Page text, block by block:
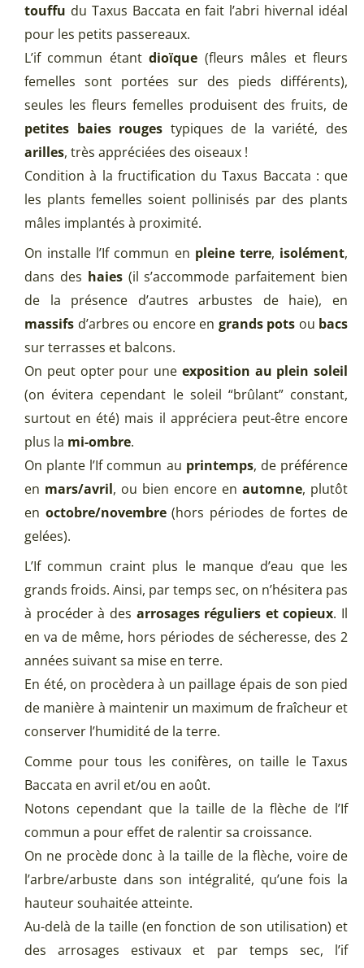
touffu du Taxus Baccata en fait l’abri hivernal idéal
pour les petits passereaux.
L’if commun étantdioïque (fleurs mâles et fleurs
femelles sont portées sur des pieds différents),
seules les fleurs femelles produisent des fruits, de
petites baies rouges typiques de la variété, des
arilles, très appréciées des oiseaux !
Condition à la fructification du Taxus Baccata : que
les plants femelles soient pollinisés par des plants
mâles implantés à proximité.
On installe l’If commun en pleine terre, isolément,
dans des haies(il s’accommode parfaitement bien
de la présence d’autres arbustes de haie), en
massifs d’arbres ou encore en grands pots ou bacs
sur terrasses et balcons.
On peut opter pour une exposition au plein soleil
(on évitera cependant le soleil “brûlant” constant,
surtout en été) mais il appréciera peut-être encore
plus la mi-ombre.
On plante l’If commun au printemps, de préférence
en mars/avril, ou bien encore en automne, plutôt
en octobre/novembre(hors périodes de fortes de
gelées).
L’If commun craint plus le manque d’eau que les
grands froids. Ainsi, par temps sec, on n’hésitera pas
à procéder à des arrosages réguliers et copieux. Il
en va de même, hors périodes de sécheresse, des 2
années suivant sa mise en terre.
En été, on procèdera à un paillage épais de son pied
de manière à maintenir un maximum de fraîcheur et
conserver l’humidité de la terre.
Comme pour tous les conifères, on taille le Taxus
Baccata en avril et/ou en août.
Notons cependant que la taille de la flèche de l’If
commun a pour effet de ralentir sa croissance.
On ne procède donc à la taille de la flèche, voire de
l’arbre/arbuste dans son intégralité, qu’une fois la
hauteur souhaitée atteinte.
Au-delà de la taille (en fonction de son utilisation) et
des arrosages estivaux et par temps sec, l’if